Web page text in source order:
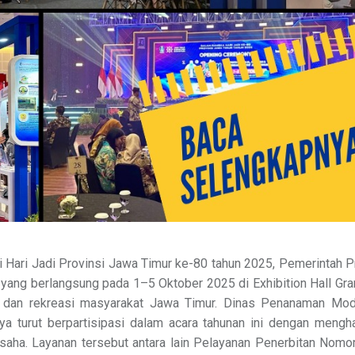
Jadi Provinsi Jawa Timur ke-80 tahun 2025, Pemerintah
berlangsung pada 1–5 Oktober 2025 di Exhibition Hall
rekreasi masyarakat Jawa Timur. Dinas Penanaman
turut berpartisipasi dalam acara tahunan ini dengan
Layanan tersebut antara lain Pelayanan Penerbitan